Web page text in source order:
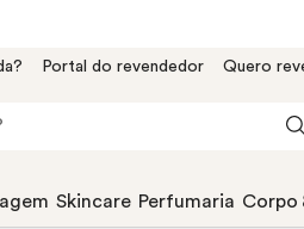
Portal do revendedor Quero
Skincare Perfumaria Corpo